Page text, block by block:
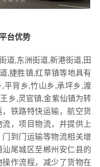
台优势
道,东洲街道,新港街道,田
,捷胜镇,红草镇等地具有
平背乡,竹山乡,承坪乡,渡
乡,灵官镇,金紫仙镇为转
铁路特快运输，航空货
，项目物流，并提供上
到门运输等物流相关增
尾城区至郴州安仁县的
作流程，减少了货物在